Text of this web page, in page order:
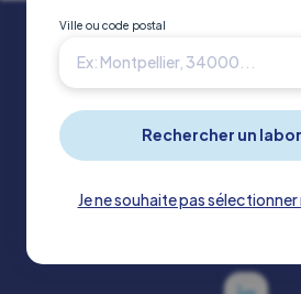
Ville ou code postal
Je ne souhaite pas
Qualité et
Politiques de